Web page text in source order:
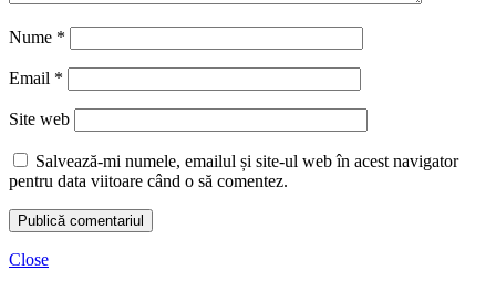
Nume *
Email *
Site web
Salvează-mi numele, emailul și site-ul web în acest navigator
pentru data viitoare când o să comentez.
Close